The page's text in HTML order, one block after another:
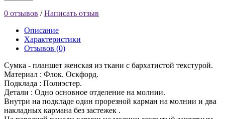
0 отзывов /Написать отзыв
Описание
Характеристики
Отзывов (0)
Сумка - планшет женская из ткани с бархатистой текстурой.
Материал : Флок. Оскфорд.
Подклада : Полиэстер.
Детали : Одно основное отделение на молнии.
Внутри на подкладе один прорезной карман на молнии и два
накладных кармана без застежек .